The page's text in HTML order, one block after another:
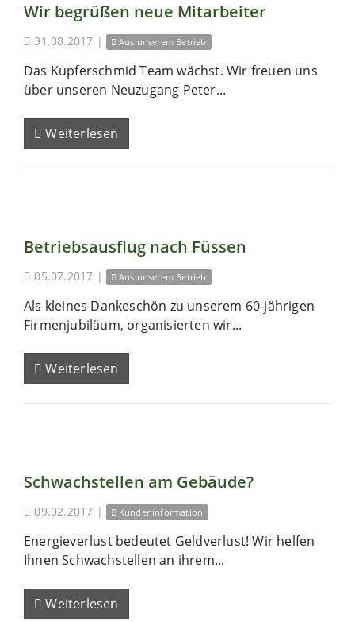
Wir begrüßen neue Mitarbeiter
31.08.2017 | Aus unserem Betrieb
Das Kupferschmid Team wächst. Wir freuen uns
über unseren Neuzugang Peter...
Weiterlesen
Betriebsausflug nach Füssen
05.07.2017 | Aus unserem Betrieb
Als kleines Dankeschön zu unserem 60-jährigen
Firmenjubiläum, organisierten wir...
Weiterlesen
Schwachstellen am Gebäude?
09.02.2017 | Kundeninformation
Energieverlust bedeutet Geldverlust! Wir helfen
Ihnen Schwachstellen an ihrem...
Weiterlesen